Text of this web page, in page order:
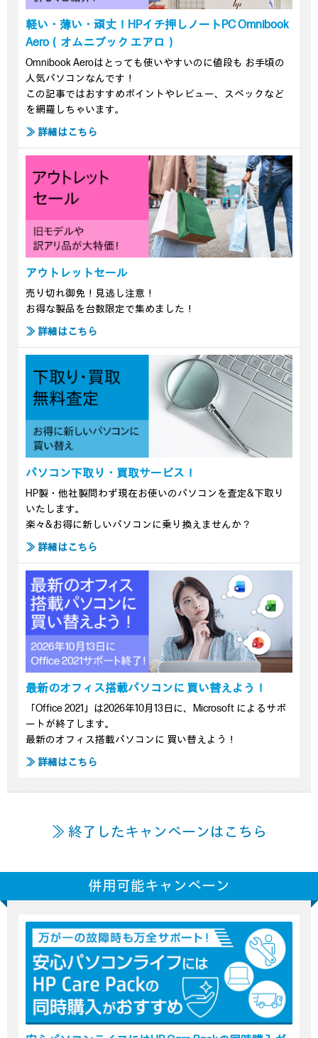
軽い・薄い・頑丈！HPイチ押しノートPC Omnibook
Aero（オムニブック エアロ）
Omnibook Aeroはとっても使いやすいのに値段も お手頃の
人気パソコンなんです！
この記事ではおすすめポイントやレビュー、スペックなど
を網羅しちゃいます。
≫ 詳細はこちら
アウトレットセール
売り切れ御免！見逃し注意！
お得な製品を台数限定で集めました！
≫ 詳細はこちら
パソコン下取り・買取サービス！
HP製・他社製問わず現在お使いのパソコンを査定&下取り
いたします。
楽々&お得に新しいパソコンに乗り換えませんか？
≫ 詳細はこちら
最新のオフィス搭載パソコンに 買い替えよう！
「Office 2021」は2026年10月13日に、Microsoft によるサポ
ートが終了します。
最新のオフィス搭載パソコンに 買い替えよう！
≫ 詳細はこちら
≫ 終了したキャンペーンはこちら
併用可能キャンペーン